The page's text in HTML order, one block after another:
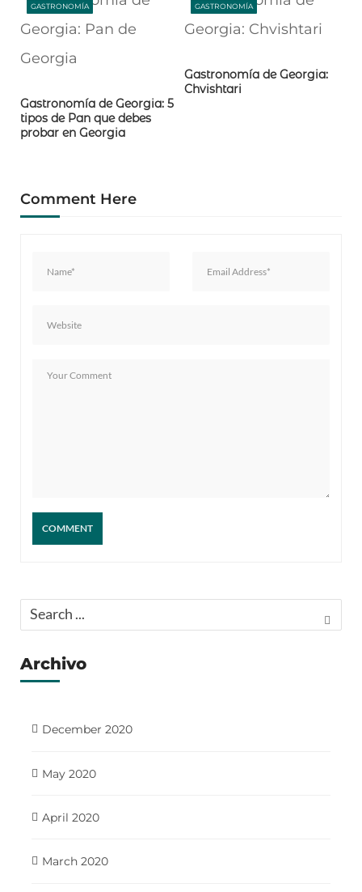
GASTRONOMÍA
Gastronomía de Georgia: 5
tipos de Pan que debes
probar en Georgia
GASTRONOMÍA
Gastronomía de Georgia:
Chvishtari
Comment Here
Archivo
December 2020
May 2020
April 2020
March 2020